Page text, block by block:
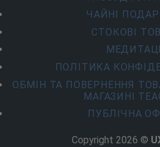
ЧАЙНІ
СТОКОВІ
ПОЛІТИКА
ОБМІН ТА ПОВЕРНЕННЯ
МАГАЗИНІ
ПУБЛІЧНА
Copyright 2026 ©